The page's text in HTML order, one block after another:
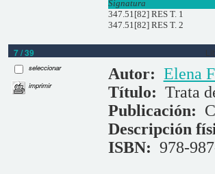
Signatura
347.51[82] RES T. 1
347.51[82] RES T. 2
7 / 39
seleccionar
imprimir
Autor: Elena
Título: Trata
Publicación:
Descripción
ISBN: 978-